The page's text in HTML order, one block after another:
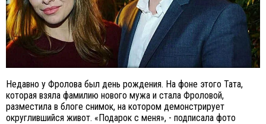
Недавно у Фролова был день рождения. На фоне этого Тата,
которая взяла фамилию нового мужа и стала Фроловой,
разместила в блоге снимок, на котором демонстрирует
округлившийся живот. «Подарок с меня», - подписала фото